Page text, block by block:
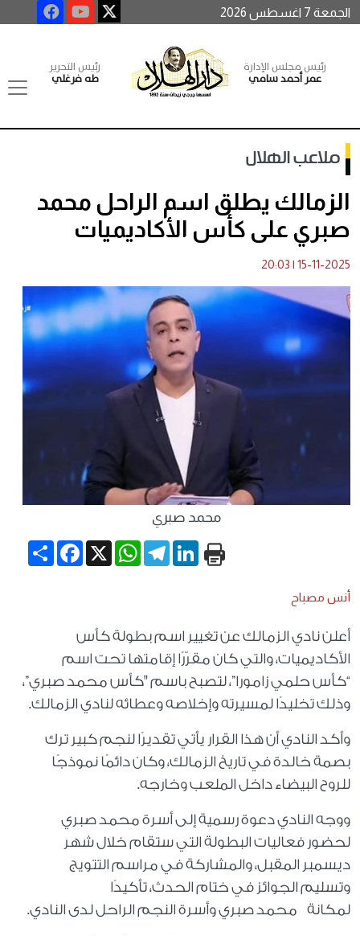
الجمعة 7 اغسطس 2026
رئيس مجلس الإدارة
عمر أحمد سامي
رئيس التحرير
طه فرغلي
ملاعب الهلال
الزمالك يطلق اسم الراحل محمد
صبري على كأس الأكاديميات
15-11-2025
|
20:03
محمد صبري
Share
Facebook X
WhatsApp
TelegramLinkedIn
أنس مصباح
أعلن نادي الزمالك عن تغيير اسم بطولة كأس
الأكاديميات، والتي كان مقرّرًا إقامتها تحت اسم
“كأس حلمي زامورا”، لتصبح باسم "كأس محمد صبري”،
وذلك تخليدًا لمسيرته وإخلاصه وعطائه لنادي الزمالك.
وأكد النادي أن هذا القرار يأتي تقديرًا لنجم كبير ترك
بصمة خالدة في تاريخ الزمالك، وكان دائمًا نموذجًا
للروح البيضاء داخل الملعب وخارجه.
ووجه النادي دعوة رسمية إلى أسرة محمد صبري
لحضور فعاليات البطولة التي ستقام خلال شهر
ديسمبر المقبل، والمشاركة في مراسم التتويج
وتسليم الجوائز في ختام الحدث، تأكيدًا
لمكانة محمد صبري وأسرة النجم الراحل لدى النادي.